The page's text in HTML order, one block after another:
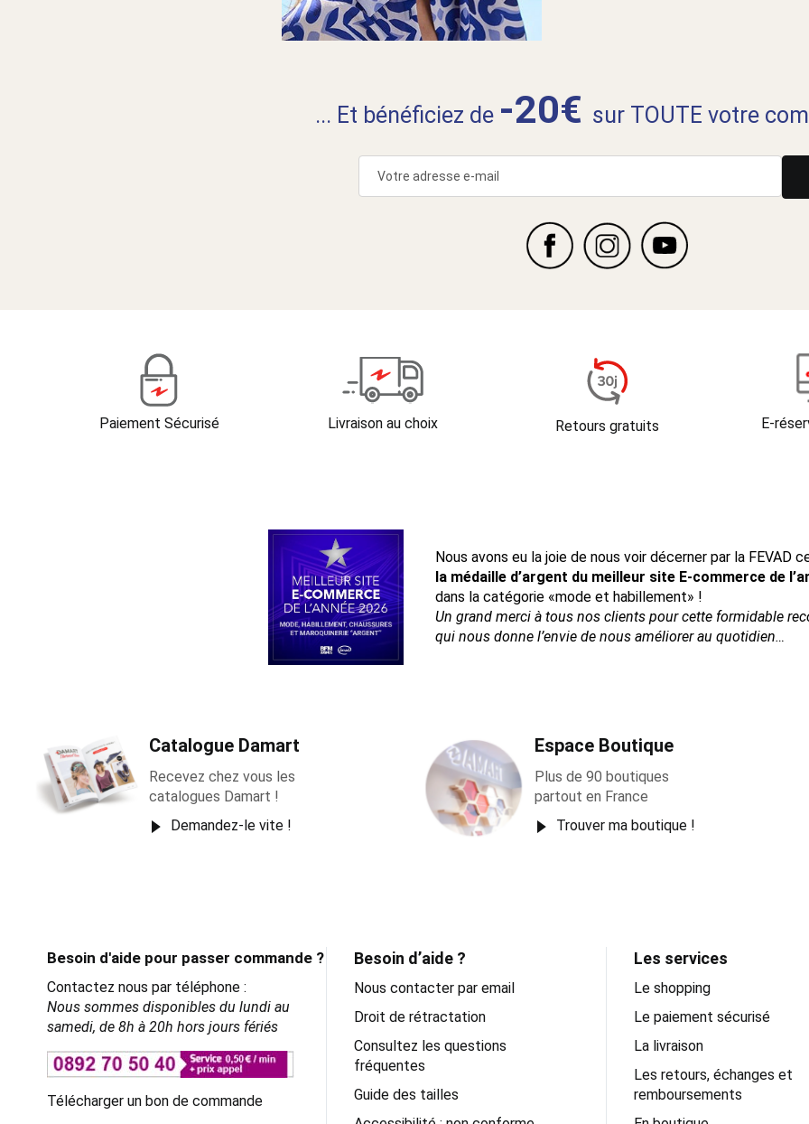
... Et bénéficiez de -20€ sur TOUTE votre
Paiement Sécurisé Livraison au choix Retours gratuits E-
Nous avons eu la joie de nous voir décerner par la FEVAD
la médaille d’argent du meilleur site E-commerce de
dans la catégorie «mode et habillement» !
Un grand merci à tous nos clients pour cette formidable
qui nous donne l’envie de nous améliorer au quotidien…
Catalogue Damart
Recevez chez vous les
catalogues Damart !
Demandez-le vite !
Espace Boutique
Plus de 90 boutiques
partout en France
Trouver ma boutique !
Besoin d'aide pour passer commande ?
Contactez nous par téléphone :
Nous sommes disponibles du lundi au
samedi, de 8h à 20h hors jours fériés
Télécharger un bon de commande
Besoin d’aide ?
Nous contacter par email
Droit de rétractation
Consultez les questions
fréquentes
Guide des tailles
Les services
Le shopping
Le paiement sécurisé
La livraison
Les retours, échanges et
remboursements